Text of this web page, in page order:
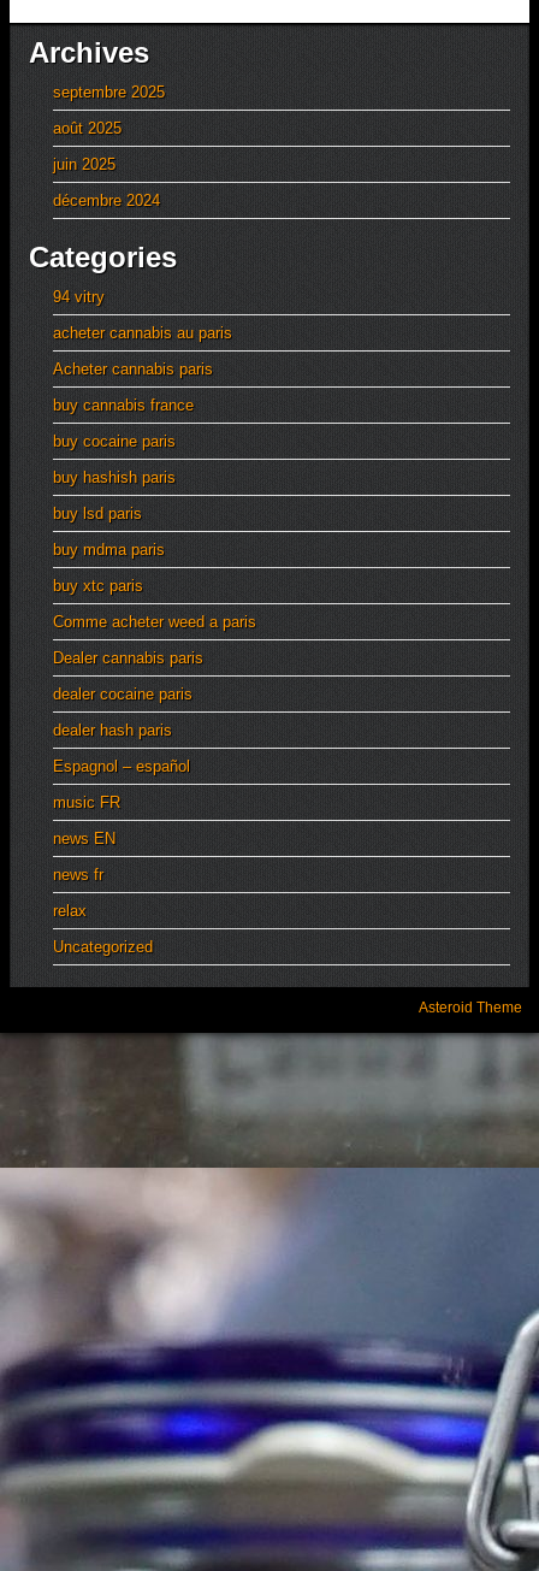
Archives
septembre 2025
août 2025
juin 2025
décembre 2024
Categories
94 vitry
acheter cannabis au paris
Acheter cannabis paris
buy cannabis france
buy cocaine paris
buy hashish paris
buy lsd paris
buy mdma paris
buy xtc paris
Comme acheter weed a paris
Dealer cannabis paris
dealer cocaine paris
dealer hash paris
Espagnol – español
music FR
news EN
news fr
relax
Uncategorized
Asteroid Theme